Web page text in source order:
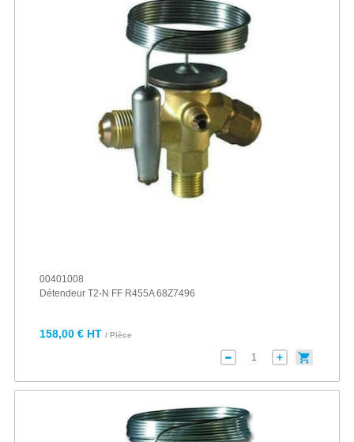
00401008
Détendeur T2-N FF R455A 68Z7496
158,00 € HT / Pièce